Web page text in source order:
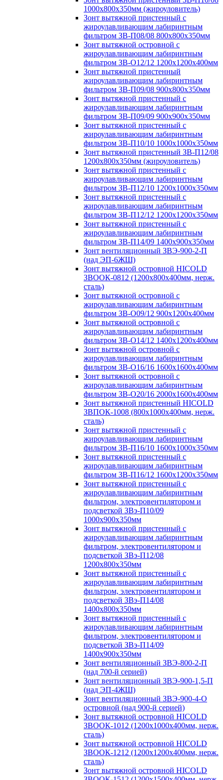
1000х800х350мм (жироуловитель)
Зонт вытяжной пристенный с
жироулавливающим лабиринтным
фильтром ЗВ-П08/08 800х800х350мм
Зонт вытяжной островной с
жироулавливающим лабиринтным
фильтром ЗВ-О12/12 1200х1200х400мм
Зонт вытяжной пристенный
жироулавливающим лабиринтным
фильтром ЗВ-П09/08 900х800х350мм
Зонт вытяжной пристенный с
жироулавливающим лабиринтным
фильтром ЗВ-П09/09 900х900х350мм
Зонт вытяжной пристенный с
жироулавливающим лабиринтным
фильтром ЗВ-П10/10 1000х1000х350мм
Зонт вытяжной пристенный ЗВ-П12/08
1200х800х350мм (жироуловитель)
Зонт вытяжной пристенный с
жироулавливающим лабиринтным
фильтром ЗВ-П12/10 1200х1000х350мм
Зонт вытяжной пристенный с
жироулавливающим лабиринтным
фильтром ЗВ-П12/12 1200х1200х350мм
Зонт вытяжной пристенный с
жироулавливающим лабиринтным
фильтром ЗВ-П14/09 1400х900х350мм
Зонт вентиляционный ЗВЭ-900-2-П
(над ЭП-6ЖШ)
Зонт вытяжной островной HICOLD
ЗВООК-0812 (1200х800x400мм, нерж.
сталь)
Зонт вытяжной островной с
жироулавливающим лабиринтным
фильтром ЗВ-О09/12 900х1200х400мм
Зонт вытяжной островной с
жироулавливающим лабиринтным
фильтром ЗВ-О14/12 1400х1200х400мм
Зонт вытяжной островной с
жироулавливающим лабиринтным
фильтром ЗВ-О16/16 1600х1600х400мм
Зонт вытяжной островной с
жироулавливающим лабиринтным
фильтром ЗВ-О20/16 2000х1600х400мм
Зонт вытяжной пристенный HICOLD
ЗВПОК-1008 (800х1000х400мм, нерж.
сталь)
Зонт вытяжной пристенный с
жироулавливающим лабиринтным
фильтром ЗВ-П16/10 1600х1000х350мм
Зонт вытяжной пристенный с
жироулавливающим лабиринтным
фильтром ЗВ-П16/12 1600х1200х350мм
Зонт вытяжной пристенный с
жироулавливающим лабиринтным
фильтром, электровентилятором и
подсветкой ЗВэ-П10/09
1000х900х350мм
Зонт вытяжной пристенный с
жироулавливающим лабиринтным
фильтром, электровентилятором и
подсветкой ЗВэ-П12/08
1200х800х350мм
Зонт вытяжной пристенный с
жироулавливающим лабиринтным
фильтром, электровентилятором и
подсветкой ЗВэ-П14/08
1400х800х350мм
Зонт вытяжной пристенный с
жироулавливающим лабиринтным
фильтром, электровентилятором и
подсветкой ЗВэ-П14/09
1400х900х350мм
Зонт вентиляционный ЗВЭ-800-2-П
(над 700-й серией)
Зонт вентиляционный ЗВЭ-900-1,5-П
(над ЭП-4ЖШ)
Зонт вентиляционный ЗВЭ-900-4-О
островной (над 900-й серией)
Зонт вытяжной островной HICOLD
ЗВООК-1012 (1200х1000х400мм, нерж.
сталь)
Зонт вытяжной островной HICOLD
ЗВООК-1212 (1200x1200x400мм, нерж.
сталь)
Зонт вытяжной островной HICOLD